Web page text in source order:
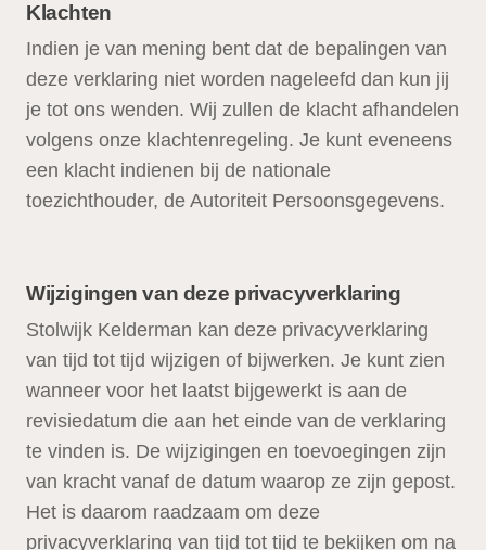
Klachten
Indien je van mening bent dat de bepalingen van
deze verklaring niet worden nageleefd dan kun jij
je tot ons wenden. Wij zullen de klacht afhandelen
volgens onze klachtenregeling. Je kunt eveneens
een klacht indienen bij de nationale
toezichthouder, de Autoriteit Persoonsgegevens.
Wijzigingen van deze privacyverklaring
Stolwijk Kelderman kan deze privacyverklaring
van tijd tot tijd wijzigen of bijwerken. Je kunt zien
wanneer voor het laatst bijgewerkt is aan de
revisiedatum die aan het einde van de verklaring
te vinden is. De wijzigingen en toevoegingen zijn
van kracht vanaf de datum waarop ze zijn gepost.
Het is daarom raadzaam om deze
privacyverklaring van tijd tot tijd te bekijken om na